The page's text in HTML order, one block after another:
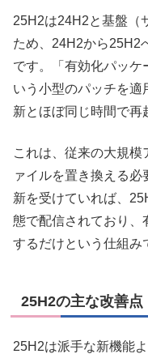
25H2は24H2と基盤（
ため、24H2から25H2
です。「有効化パッケ
いう小型のパッチを適
新とほぼ同じ時間で再
これは、従来の大規模
ァイルを置き換える
新を受けていれば、
態で配信されており、
するだけという仕組み
25H2の主な改善点
25H2は派手な新機能